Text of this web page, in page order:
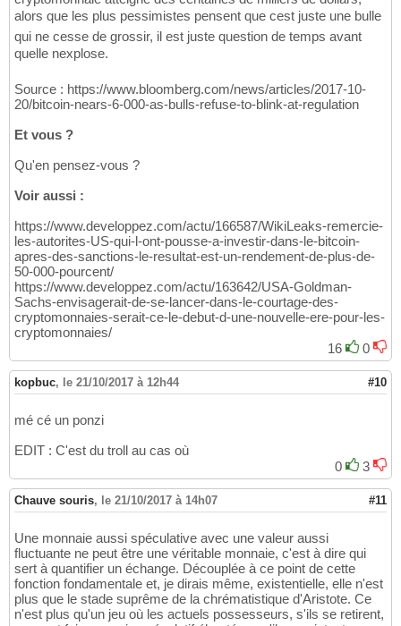
alors que les plus pessimistes pensent que cest juste une bulle
qui ne cesse de grossir, il est juste question de temps avant
quelle nexplose.
Source : https://www.bloomberg.com/news/articles/2017-10-
20/bitcoin-nears-6-000-as-bulls-refuse-to-blink-at-regulation
Et vous ?
Qu'en pensez-vous ?
Voir aussi :
https://www.developpez.com/actu/166587/WikiLeaks-remercie-
les-autorites-US-qui-l-ont-pousse-a-investir-dans-le-bitcoin-
apres-des-sanctions-le-resultat-est-un-rendement-de-plus-de-
50-000-pourcent/
https://www.developpez.com/actu/163642/USA-Goldman-
Sachs-envisagerait-de-se-lancer-dans-le-courtage-des-
cryptomonnaies-serait-ce-le-debut-d-une-nouvelle-ere-pour-les-
cryptomonnaies/
16
0
kopbuc, le 21/10/2017 à 12h44 #10
mé cé un ponzi
EDIT : C'est du troll au cas où
0
3
Chauve souris, le 21/10/2017 à 14h07 #11
Une monnaie aussi spéculative avec une valeur aussi
fluctuante ne peut être une véritable monnaie, c'est à dire qui
sert à quantifier un échange. Découplée à ce point de cette
fonction fondamentale et, je dirais même, existentielle, elle n'est
plus que le stade suprême de la chrématistique d'Aristote. Ce
n'est plus qu'un jeu où les actuels possesseurs, s'ils se retirent,